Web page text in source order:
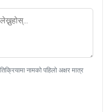
नामको पहिलो अक्षर मात्र